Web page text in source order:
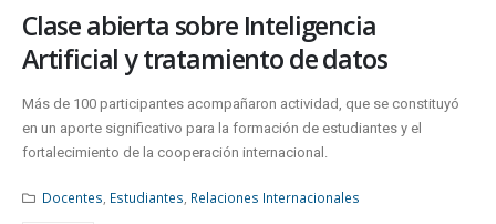
Clase abierta sobre Inteligencia
Artificial y tratamiento de datos
Más de 100 participantes acompañaron actividad, que se constituyó
en un aporte significativo para la formación de estudiantes y el
fortalecimiento de la cooperación internacional.
Docentes, Estudiantes, Relaciones Internacionales